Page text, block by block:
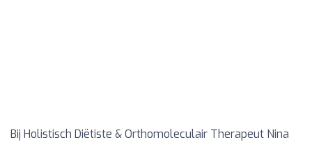
Bij Holistisch Diëtiste & Orthomoleculair Therapeut Nina